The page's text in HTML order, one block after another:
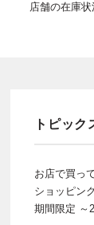
店舗の在庫状
トピック
お店で買っ
ショッピン
期間限定 ～